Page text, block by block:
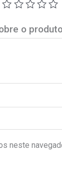
o
neste